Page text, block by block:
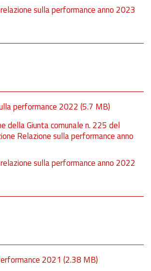
sulla performance anno 2023
performance 2022 (5.7 MB)
della Giunta comunale n. 225 del
Relazione sulla performance anno
sulla performance anno 2022
2021 (2.38 MB)